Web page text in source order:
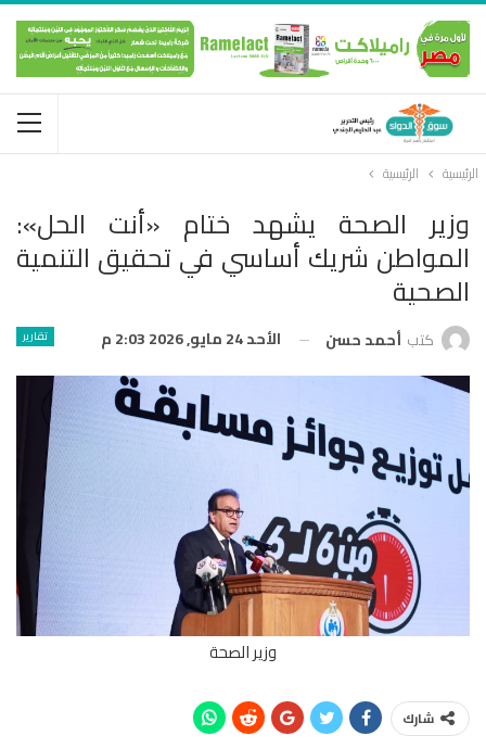
الرئيسية الرئيسية
وزير الصحة يشهد ختام «أنت الحل»:
المواطن شريك أساسي في تحقيق التنمية
الصحية
تقارير كتب أحمد حسن الأحد 24 مايو, 2026 2:03 م
وزير الصحة
شارك